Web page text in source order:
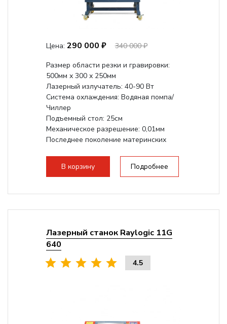
Цена: 290 000 ₽
340 000 ₽
Размер области резки и гравировки:
500мм х 300 х 250мм
Лазерный излучатель: 40-90 Вт
Система охлаждения: Водяная помпа/
Чиллер
Подъемный стол: 25см
Механическое разрешение: 0,01мм
Последнее поколение материнских
В корзину Подробнее
Лазерный станок Raylogic 11G
640
4.5